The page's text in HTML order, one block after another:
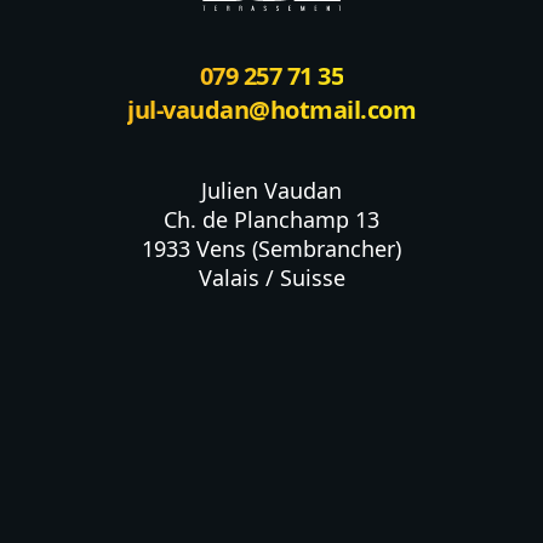
079 257 71 35
jul-vaudan@hotmail.com
Julien Vaudan
Ch. de Planchamp 13
1933 Vens (Sembrancher)
Valais / Suisse